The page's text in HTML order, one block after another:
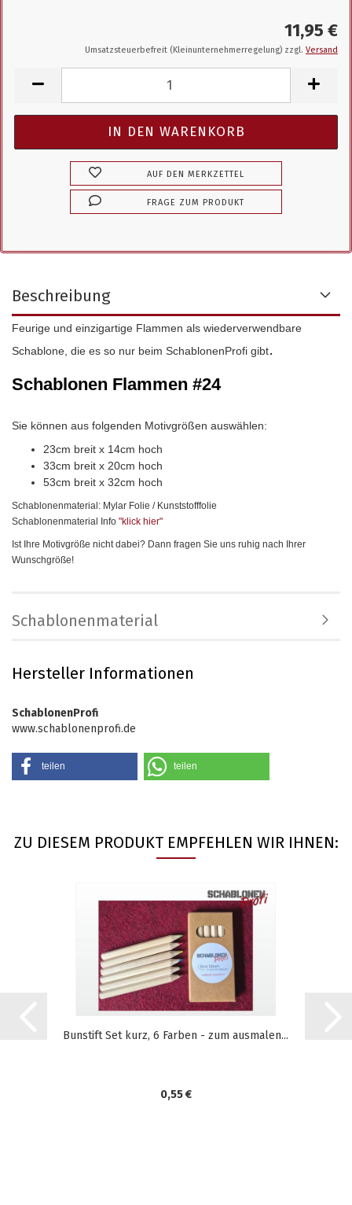
11,95 €
Umsatzsteuerbefreit (Kleinunternehmerregelung) zzgl. Versand
AUF DEN MERKZETTEL
FRAGE ZUM PRODUKT
Beschreibung
Feurige und einzigartige Flammen als wiederverwendbare
Schablone, die es so nur beim SchablonenProfi gibt.
Schablonen Flammen #24
Sie können aus folgenden Motivgrößen auswählen:
23cm breit x 14cm hoch
33cm breit x 20cm hoch
53cm breit x 32cm hoch
Schablonenmaterial: Mylar Folie / Kunststofffolie
Schablonenmaterial Info "klick hier"
Ist Ihre Motivgröße nicht dabei? Dann fragen Sie uns ruhig nach Ihrer
Wunschgröße!
Schablonenmaterial
Hersteller Informationen
SchablonenProfi
www.schablonenprofi.de
teilen teilen
ZU DIESEM PRODUKT EMPFEHLEN WIR IHNEN:
Bunstift Set kurz, 6 Farben - zum ausmalen...
0,55 €